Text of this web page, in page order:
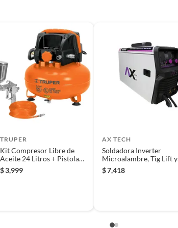
beneficio de Satisfacción garantizada.
producto.
TRUPER
Kit Compresor Libre de
Aceite 24 Litros + Pistola
Pipi-420 y Manguera
$3,999
AX TECH
Soldadora Inverter
Microalambre, Tig Lift y
Electrodo 100A/21V a
110V
$7,418